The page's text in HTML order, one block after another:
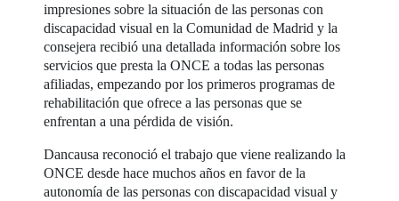
impresiones sobre la situación de las personas con
discapacidad visual en la Comunidad de Madrid y la
consejera recibió una detallada información sobre los
servicios que presta la ONCE a todas las personas
afiliadas, empezando por los primeros programas de
rehabilitación que ofrece a las personas que se
enfrentan a una pérdida de visión.
Dancausa reconoció el trabajo que viene realizando la
ONCE desde hace muchos años en favor de la
autonomía de las personas con discapacidad visual y